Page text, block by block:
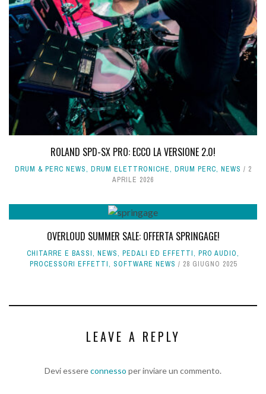
ROLAND SPD-SX PRO: ECCO LA VERSIONE 2.0!
DRUM & PERC NEWS, DRUM ELETTRONICHE, DRUM PERC, NEWS
2
APRILE 2026
OVERLOUD SUMMER SALE: OFFERTA SPRINGAGE!
CHITARRE E BASSI, NEWS, PEDALI ED EFFETTI, PRO AUDIO,
PROCESSORI EFFETTI, SOFTWARE NEWS 28 GIUGNO 2025
LEAVE A REPLY
Devi essereconnesso per inviare un commento.